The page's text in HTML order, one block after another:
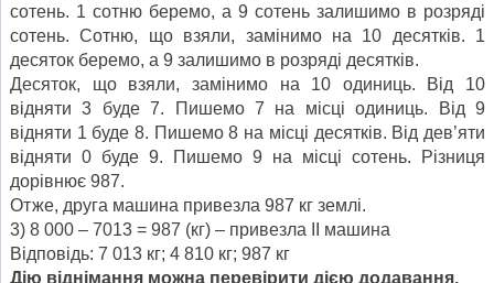
сотень. 1 сотню беремо, а 9 сотень залишимо в розряді
сотень. Сотню, що взяли, замінимо на 10 десятків. 1
десяток беремо, а 9 залишимо в розряді десятків.
Десяток, що взяли, замінимо на 10 одиниць. Від 10
відняти 3 буде 7. Пишемо 7 на місці одиниць. Від 9
відняти 1 буде 8. Пишемо 8 на місці десятків. Від дев’яти
відняти 0 буде 9. Пишемо 9 на місці сотень. Різниця
дорівнює 987.
Отже, друга машина привезла 987 кг землі.
3) 8 000 – 7013 = 987 (кг) – привезла ІІ машина
Відповідь: 7 013 кг; 4 810 кг; 987 кг
Дію віднімання можна перевірити дією додавання.